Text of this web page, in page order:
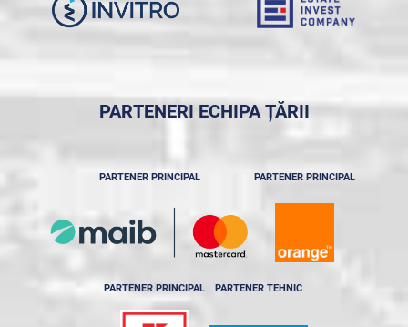
PARTENERI ECHIPA ȚĂRII
PARTENER PRINCIPAL PARTENER PRINCIPAL
PARTENER PRINCIPAL PARTENER TEHNIC